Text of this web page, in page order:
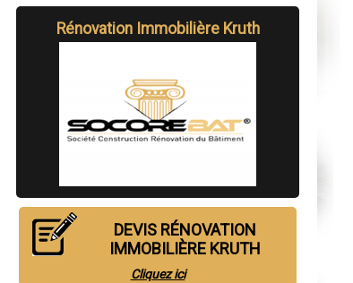
Rénovation Immobilière Kruth
DEVIS RÉNOVATION
IMMOBILIÈRE KRUTH
Cliquez ici